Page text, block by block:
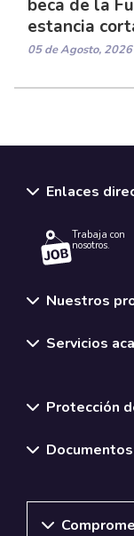
beca de la
estancia
05 de Agosto, 2026
Enlaces
Trabaja con
nosotros.
Nuestros
Servicios
Protección